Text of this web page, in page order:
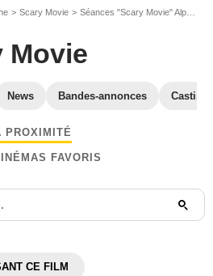
Scary Movie Séances "Scary Movie" Alpes-Maritimes
Movie
News Bandes-annonces Casting
PROXIMITÉ
FAVORIS
CE FILM